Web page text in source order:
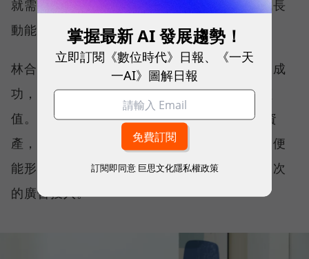
就需要下一個階段接力，才能持續創造新的成長
動能。
林合政表示，真正重要的，不是哪一個環節最成
功，而是每一個環節都能為下一個階段創造價
值。 當品牌聲量帶動流量、流量沉澱為會員資
產，再透過會員口碑與數據反哺品牌影響力，便
能形成持續運轉的品牌飛輪，而不是依賴一次次
的廣告投入。
掌握最新 AI 發展趨勢！
立即訂閱《數位時代》日報、《一天
一AI》圖解日報
訂閱即同意 巨思文化隱私權政策